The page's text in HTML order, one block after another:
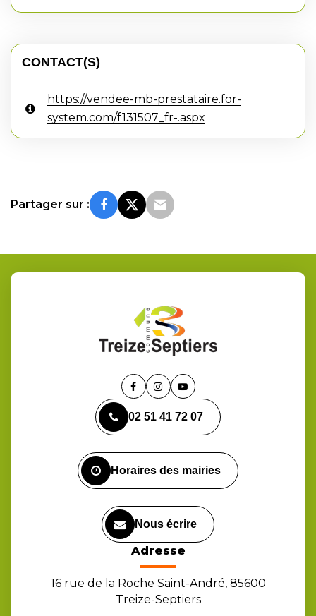
CONTACT(S)
https://vendee-mb-prestataire.for-
system.com/f131507_fr-.aspx
Partager sur :
Lien
le
compte
Lien
le
compte
Lien
la
chaîne
02 51 41 72 07
Horaires des mairies
Nous écrire
Adresse
16 rue de la Roche Saint-André, 85600
Treize-Septiers